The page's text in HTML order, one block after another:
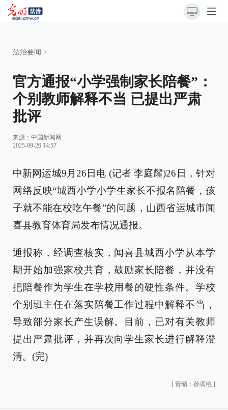
法治要闻 >
官方通报“小学强制家长陪餐”：
个别教师解释不当 已提出严肃
批评
来源： 中国新闻网
2025-09-26 14:57
中新网运城9月26日电 (记者 李庭耀)26日，针对
网络反映“城西小学小学生家长不报名陪餐，孩
子就不能在校吃午餐”的问题，山西省运城市闻
喜县教育体育局发布情况通报。
通报称，经调查核实，闻喜县城西小学从本学
期开始加强家校共育，鼓励家长陪餐，并没有
把陪餐作为学生在学校用餐的硬性条件。学校
个别班主任在落实陪餐工作过程中解释不当，
导致部分家长产生误解。目前，已对有关教师
提出严肃批评，并再次向学生家长进行解释澄
清。(完)
[ 责编：孙满桃 ]